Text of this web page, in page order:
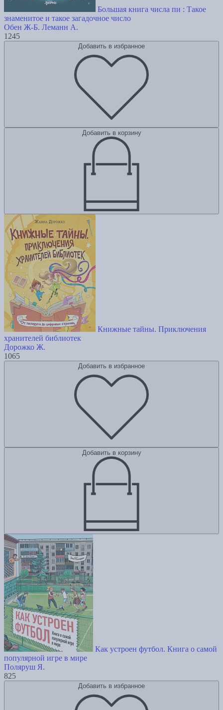
Большая книга числа пи : Такое
знаменитое и такое загадочное число
Обен Ж-Б. Леманн А.
1245
Добавить в избранное
Добавить в корзину
Книжные тайны. Приключения
хранителей библиотек
Дорожко Ж.
1065
Добавить в избранное
Добавить в корзину
Как устроен футбол. Книга о самой
популярной игре в мире
Поляруш Я.
825
Добавить в избранное